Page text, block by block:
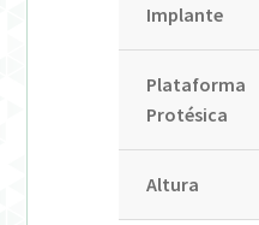
Implante
Plataforma
Protésica
Altura